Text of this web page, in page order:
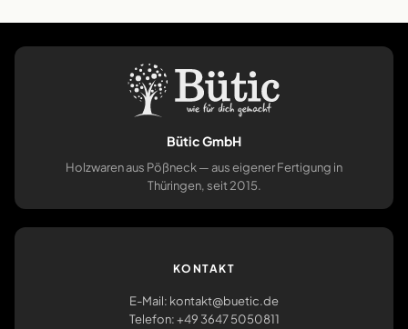
Bütic GmbH
Holzwaren aus Pößneck — aus eigener Fertigung in
Thüringen, seit 2015.
KONTAKT
E-Mail: kontakt@buetic.de
Telefon: +49 3647 5050811